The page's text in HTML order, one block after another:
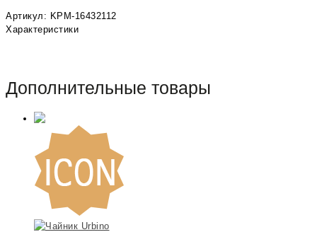
Артикул: KPM-16432112
Характеристики
Дополнительные товары